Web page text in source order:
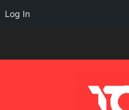
Log In